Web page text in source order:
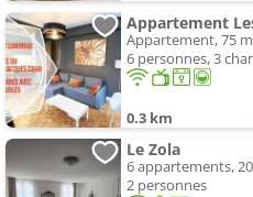
Appartement, 75
6 personnes, 3
0.3 km
Le Zola
6 appartements, 20
2 personnes